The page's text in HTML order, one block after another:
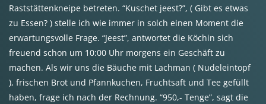
Raststättenkneipe betreten. “Kuschet jeest?”, ( Gibt es etwas
zu Essen? ) stelle ich wie immer in solch einen Moment die
erwartungsvolle Frage. “Jeest”, antwortet die Köchin sich
freuend schon um 10:00 Uhr morgens ein Geschäft zu
machen. Als wir uns die Bäuche mit Lachman ( Nudeleintopf
), frischen Brot und Pfannkuchen, Fruchtsaft und Tee gefüllt
haben, frage ich nach der Rechnung. “950,- Tenge”, sagt die